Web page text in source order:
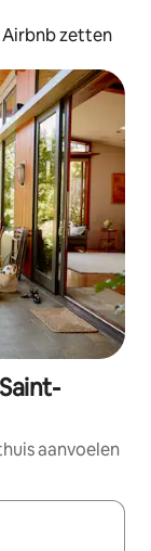
zetten
aanvoelen
je een keuze